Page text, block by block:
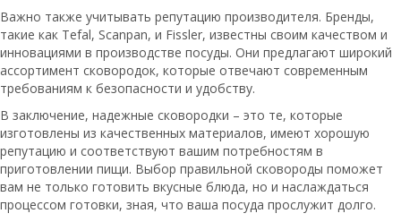
Важно также учитывать репутацию производителя. Бренды,
такие как Tefal, Scanpan, и Fissler, известны своим качеством и
инновациями в производстве посуды. Они предлагают широкий
ассортимент сковородок, которые отвечают современным
требованиям к безопасности и удобству.
В заключение, надежные сковородки – это те, которые
изготовлены из качественных материалов, имеют хорошую
репутацию и соответствуют вашим потребностям в
приготовлении пищи. Выбор правильной сковороды поможет
вам не только готовить вкусные блюда, но и наслаждаться
процессом готовки, зная, что ваша посуда прослужит долго.